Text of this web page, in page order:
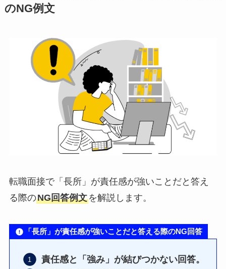
のNG例文
転職面接で「長所」が責任感が強いことだと答え
る際のNG回答例文を解説します。
「長所」が責任感が強いことだと答える際のNG回答
責任感と「強み」が結びつかない回答。